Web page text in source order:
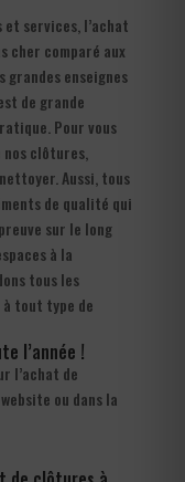
et services, l’achat
cher comparé aux
enseignes
de grande
Pour vous
clôtures,
Aussi, tous
de qualité qui
sur le long
à la
tous les
tout type de
l’année !
l’achat de
ou dans la